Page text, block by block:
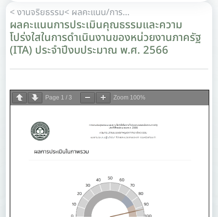
< งานจริยธรรม < ผลคะแนน/การวิเคราะห์ผลคะแนนการประเมินคุณธรรมและความโปร่งใสในการดำเนินงานของหน่วยงานภาครัฐ (ITA)
ผลคะแนนการประเมินคุณธรรมและความ
โปร่งใสในการดำเนินงานของหน่วยงานภาครัฐ
(ITA) ประจำปีงบประมาณ พ.ศ. 2566
Page 1 / 3 Zoom 100%